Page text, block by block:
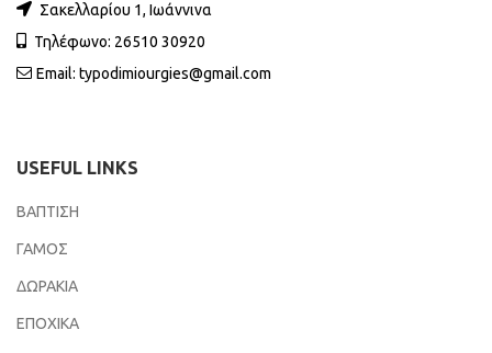
Σακελλαρίου 1, Ιωάννινα
Τηλέφωνο: 26510 30920
Email: typodimiourgies@gmail.com
USEFUL LINKS
ΒΑΠΤΙΣΗ
ΓΑΜΟΣ
ΔΩΡΑΚΙΑ
ΕΠΟΧΙΚΑ